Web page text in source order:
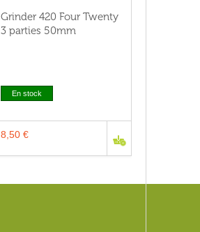
Grinder 420 Four Twenty
3 parties 50mm
En stock
8,50 €